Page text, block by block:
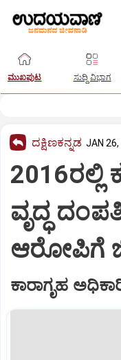
ಮುಖಪುಟ ಸುದ್ದಿ ವಿಭಾಗ
ದಕ್ಷಿಣಕನ್ನಡ JAN
2016ರಲ್ಲಿ
ವೃದ್ಧ
ಆರೋಪಿಗೆ
ಕಾರಾಗೃಹ